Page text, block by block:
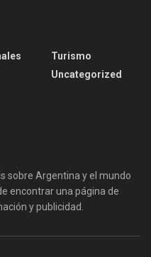
Turismo
Uncategorized
sobre Argentina y el mundo
encontrar una página de
y publicidad.